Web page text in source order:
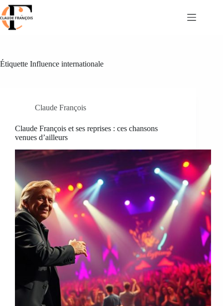
Passer
au
contenu
Étiquette Influence internationale
Claude François
Claude François et ses reprises : ces chansons
venues d’ailleurs